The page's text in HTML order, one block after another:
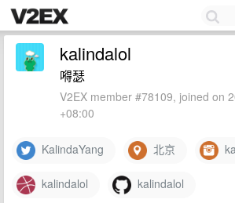
kalindalol
嘚瑟
V2EX member #78109, joined on
+08:00
KalindaYang 北京
kalindalol kalindalol